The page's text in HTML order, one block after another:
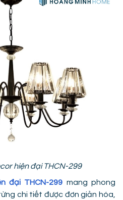
hiện đại THCN-299
đại THCN-299 mang phong
chi tiết được đơn giản hóa,